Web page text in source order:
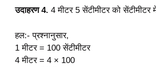
उदाहरण 4. 4 मीटर 5 सेंटीमीटर को सेंटीमीटर
हल:- प्रश्नानुसार,
1 मीटर = 100 सेंटीमीटर
4 मीटर = 4 × 100